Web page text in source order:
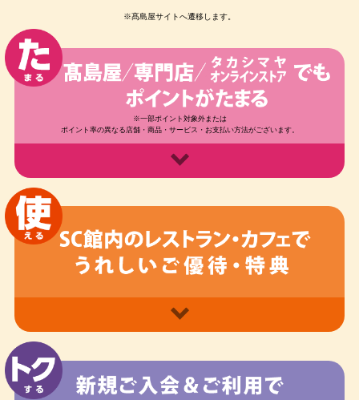
※髙島屋サイトへ遷移します。
※一部ポイント対象外または
ポイント率の異なる店舗・商品・サービス・お支払い方法がございます。